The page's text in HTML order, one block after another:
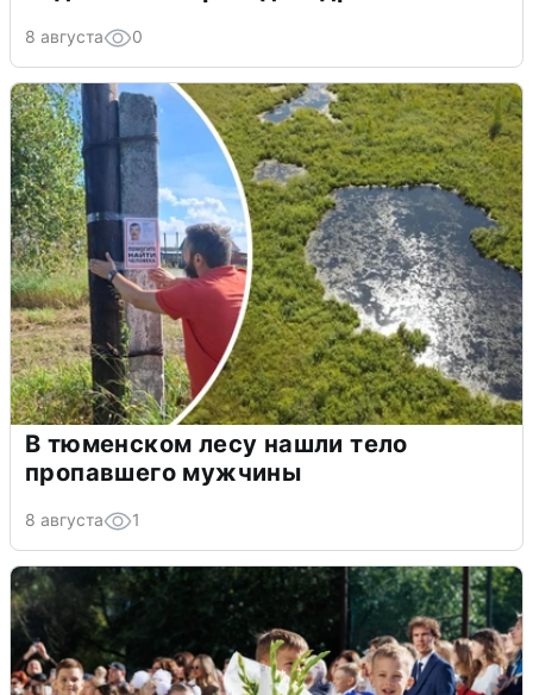
8 августа 0
В тюменском лесу нашли тело
пропавшего мужчины
8 августа 1